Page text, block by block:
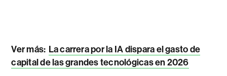
Ver más: La carrera por la IA dispara el gasto de
capital de las grandes tecnológicas en 2026